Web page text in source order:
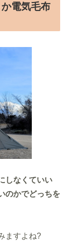
電気毛布
しなくていい
のかでどっちを
ますよね?